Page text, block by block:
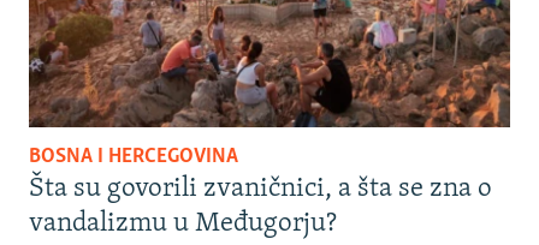
BOSNA I HERCEGOVINA
Šta su govorili zvaničnici, a šta se zna o
vandalizmu u Međugorju?